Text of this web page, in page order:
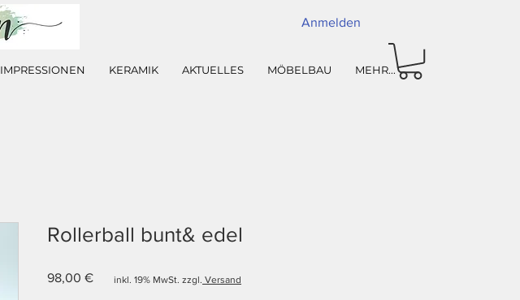
Anmelden
IMPRESSIONEN KERAMIK AKTUELLES MÖBELBAU MEHR...
Rollerball bunt& edel
98,00 €Preisinkl. 19% MwSt. zzgl. Versand